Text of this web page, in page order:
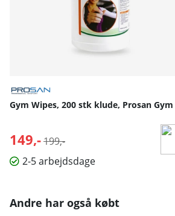
Gym Wipes, 200 stk klude, Prosan Gym
149,- Normalpris:
199,-
2-5 arbejdsdage
Andre har også købt